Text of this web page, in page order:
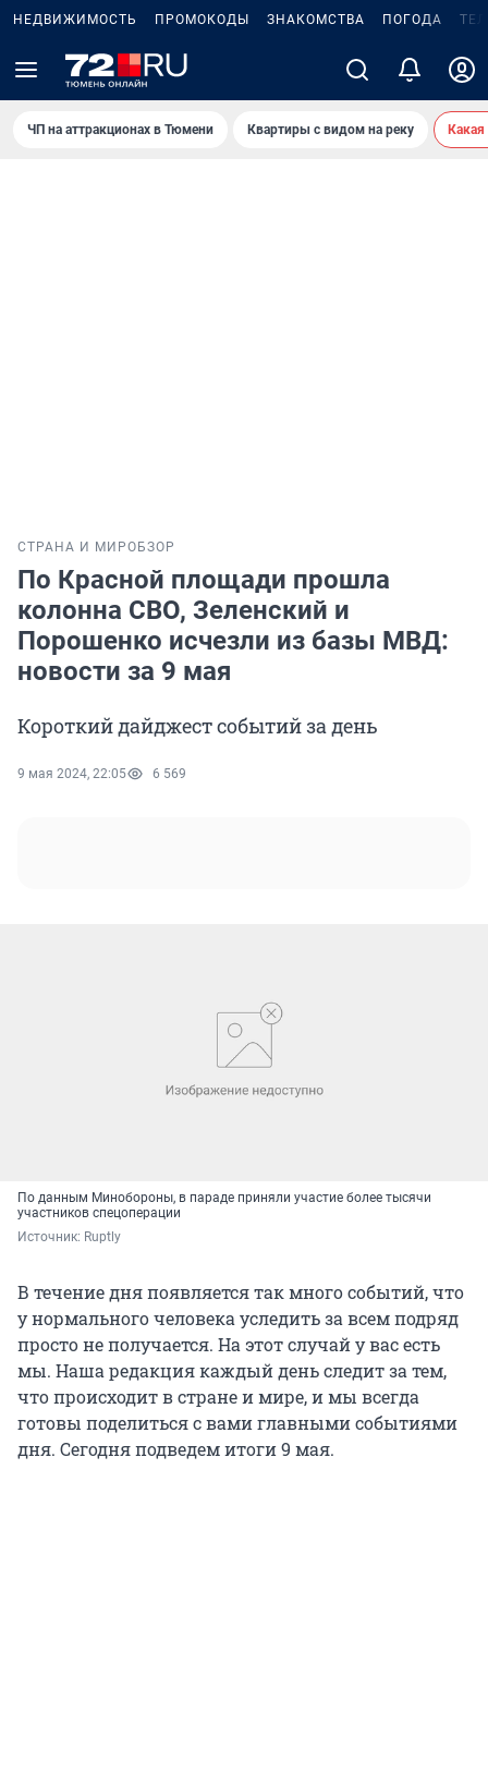
НЕДВИЖИМОСТЬ ПРОМОКОДЫ ЗНАКОМСТВА ПОГОДА
ЧП на аттракционах в Тюмени Квартиры с видом на реку
СТРАНА И МИРОБЗОР
По Красной площади прошла
колонна СВО, Зеленский и
Порошенко исчезли из базы МВД:
новости за 9 мая
Короткий дайджест событий за день
9 мая 2024, 22:05 6 569
По данным Минобороны, в параде приняли участие более тысячи
участников спецоперации
Источник: Ruptly
В течение дня появляется так много событий, что
у нормального человека уследить за всем подряд
просто не получается. На этот случай у вас есть
мы. Наша редакция каждый день следит за тем,
что происходит в стране и мире, и мы всегда
готовы поделиться с вами главными событиями
дня. Сегодня подведем итоги 9 мая.